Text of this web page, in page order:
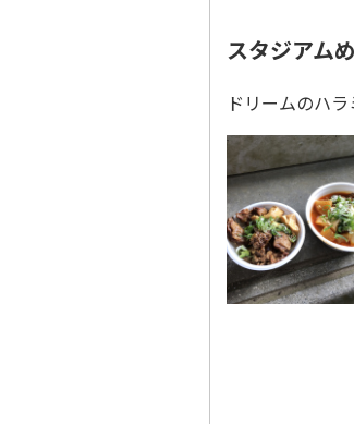
スタジアム
ドリームのハ